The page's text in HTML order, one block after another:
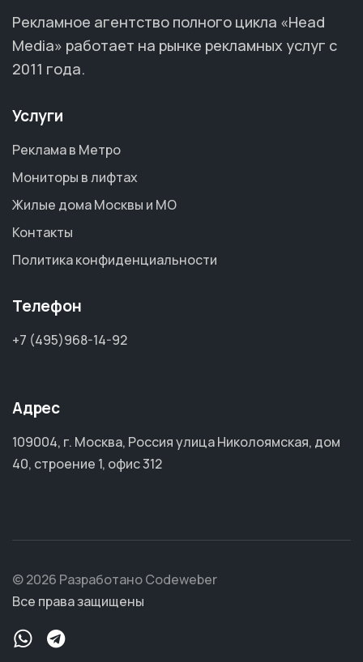
Рекламное агентство полного цикла «Head
Media» работает на рынке рекламных услуг с
2011 года.
Услуги
Реклама в Метро
Мониторы в лифтах
Жилые дома Москвы и МО
Контакты
Политика конфиденциальности
Телефон
+7 (495)968-14-92
Адрес
109004, г. Москва, Россия улица Николоямская, дом
40, строение 1, офис 312
© 2026 Разработано Codeweber
Все права защищены